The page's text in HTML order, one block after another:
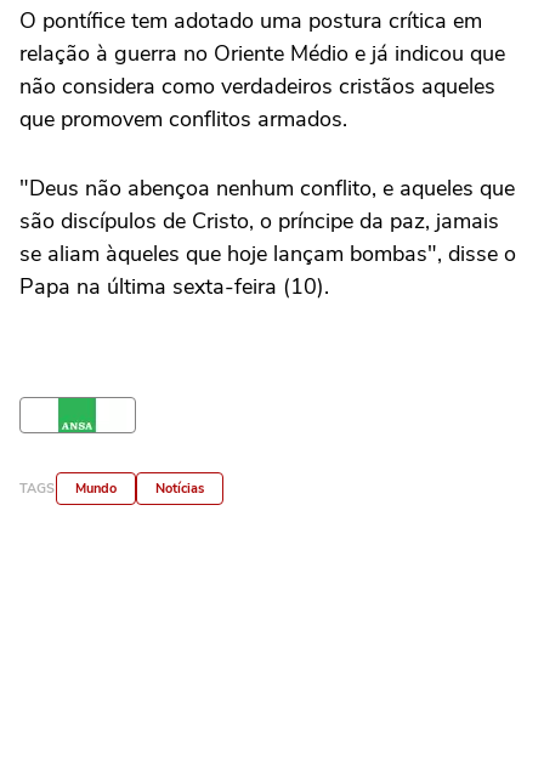
O pontífice tem adotado uma postura crítica em
relação à guerra no Oriente Médio e já indicou que
não considera como verdadeiros cristãos aqueles
que promovem conflitos armados.
"Deus não abençoa nenhum conflito, e aqueles que
são discípulos de Cristo, o príncipe da paz, jamais
se aliam àqueles que hoje lançam bombas", disse o
Papa na última sexta-feira (10).
TAGS Mundo Notícias